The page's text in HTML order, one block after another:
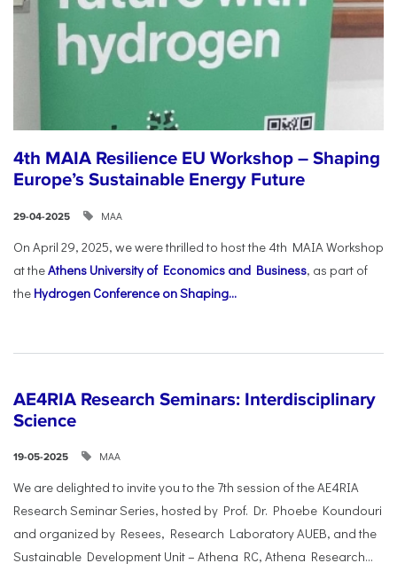
4th MAIA Resilience EU Workshop – Shaping
Europe’s Sustainable Energy Future
29-04-2025 ΜΑΑ
On April 29, 2025, we were thrilled to host the 4th MAIA Workshop
at theAthens University of Economics and Business, as part of
the Hydrogen Conference on Shaping...
AE4RIA Research Seminars: Interdisciplinary
Science
19-05-2025 ΜΑΑ
We are delighted to invite you to the 7th session of the AE4RIA
Research Seminar Series, hosted by Prof. Dr. Phoebe Koundouri
and organized by Resees, Research Laboratory AUEB, and the
Sustainable Development Unit – Athena RC, Athena Research...